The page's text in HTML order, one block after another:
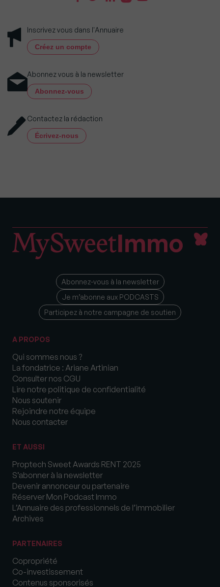
Inscrivez vous dans l'Annuaire
Créez un compte
Abonnez vous à la newsletter
Abonnez-vous
Contactez la rédaction
Écrivez-nous
Abonnez-vous à la newsletter
Je m’abonne aux PODCASTS
Participez à notre campagne de soutien
A PROPOS
Qui sommes nous ?
La fondatrice : Ariane Artinian
Consulter nos CGU
Lire notre politique de confidentialité
Nous soutenir
Rejoindre notre équipe
Nous contacter
ET AUSSI
Proptech Sweet Awards RENT 2025
S’abonner à la newsletter
Devenir annonceur ou partenaire
Réserver Mon Podcast Immo
L’Annuaire des professionnels de l’immobilier
Archives
PARTENAIRES
Copropriété
Co-investissement
Contenus sponsorisés